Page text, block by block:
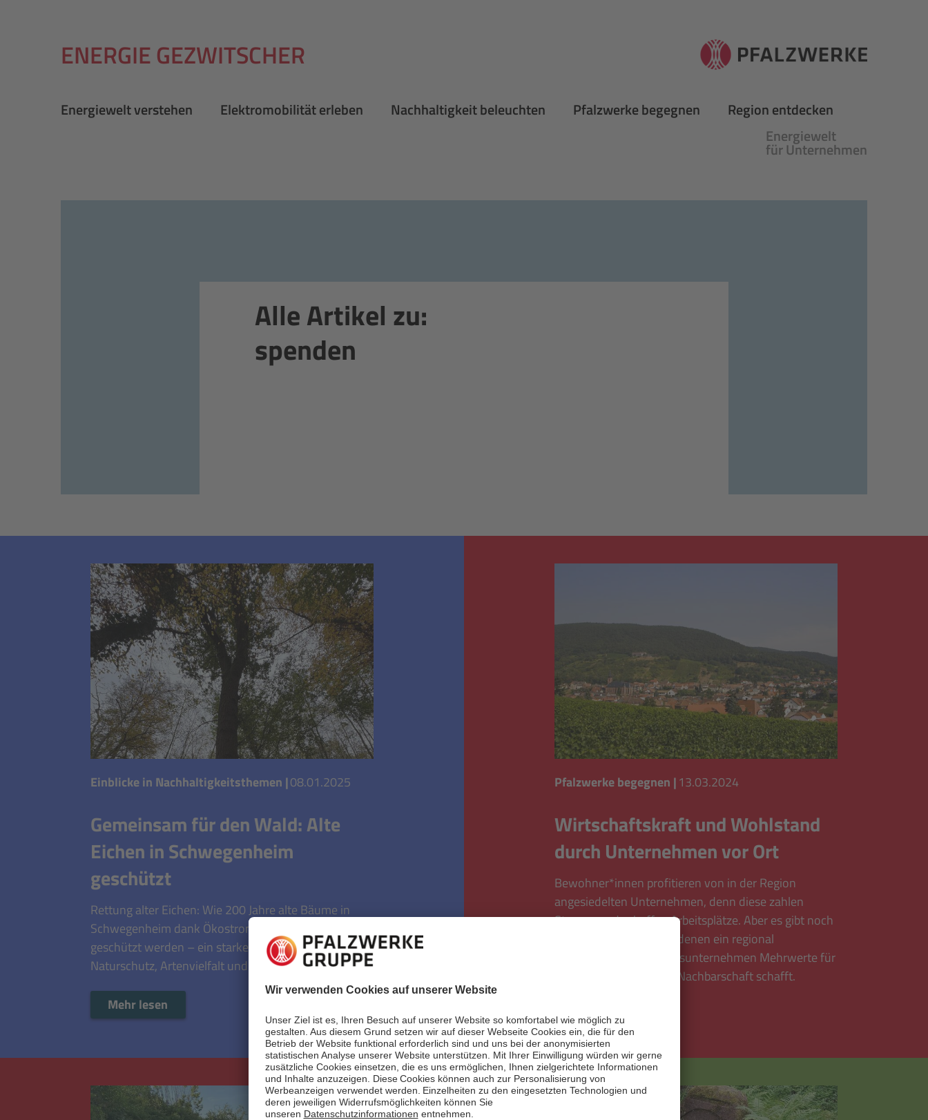
ENERGIE GEZWITSCHER
Energiewelt verstehen Elektromobilität erleben Nachhaltigkeit beleuchten Pfalzwerke begegnen
Region entdecken
Energiewelt
für Unternehmen
Alle Artikel zu:
spenden
08.01.2025
Einblicke in Nachhaltigkeitsthemen |
Gemeinsam für den Wald: Alte
Eichen in Schwegenheim
geschützt
Rettung alter Eichen: Wie 200 Jahre alte Bäume in
Schwegenheim dank Ökostrom als Lebensraum
geschützt werden – ein starkes Projekt für
Naturschutz, Artenvielfalt und Klimaschutz!
Mehr lesen
13.03.2024
Pfalzwerke begegnen |
Wirtschaftskraft und Wohlstand
durch Unternehmen vor Ort
Bewohner*innen profitieren von in der Region
angesiedelten Unternehmen, denn diese zahlen
Steuern und schaffen Arbeitsplätze. Aber es gibt noch
viel mehr Faktoren, mit denen ein regional
verwurzeltes Wirtschaftsunternehmen Mehrwerte für
die Menschen in seiner Nachbarschaft schafft.
Mehr lesen